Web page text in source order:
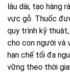
lâu dài, tạo hàng
vực gỗ. Thuốc
quy trình kỹ
cho con người và
hạn chế tối đa
vững theo thời